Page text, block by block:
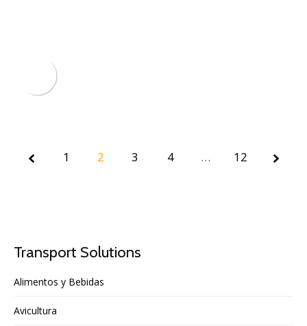
Page
1 2 3 4 … 12
Transport Solutions
Alimentos y Bebidas
Avicultura